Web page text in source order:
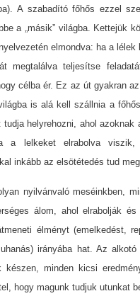
A szabadító főhős ezzel
a „másik” világba. Kettejük
elmondva: ha a lélek
megtalálva teljesítse
célba ér. Ez az út gyakran az
is alá kell szállnia a
helyrehozni, ahol azoknak
a lelkeket elrabolva viszik,
inkább az elsötétedés tud
nyilvánvaló meséinkben,
álom, ahol elrabolják és
élményt (emelkedést,
irányába hat. Az alkotó
készen, minden kicsi
hogy magunk tudjuk utunkat